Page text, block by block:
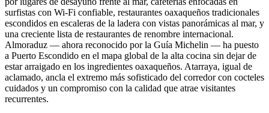
surfistas con Wi-Fi confiable, restaurantes oaxaqueños tradicionales
escondidos en escaleras de la ladera con vistas panorámicas al mar, y
una creciente lista de restaurantes de renombre internacional.
Almoraduz — ahora reconocido por la Guía Michelin — ha puesto
a Puerto Escondido en el mapa global de la alta cocina sin dejar de
estar arraigado en los ingredientes oaxaqueños. Atarraya, igual de
aclamado, ancla el extremo más sofisticado del corredor con cocteles
cuidados y un compromiso con la calidad que atrae visitantes
recurrentes.